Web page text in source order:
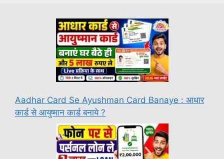
Aadhar Card Se Ayushman Card Banaye : आधार
कार्ड से आयुष्मान कार्ड बनाये ?